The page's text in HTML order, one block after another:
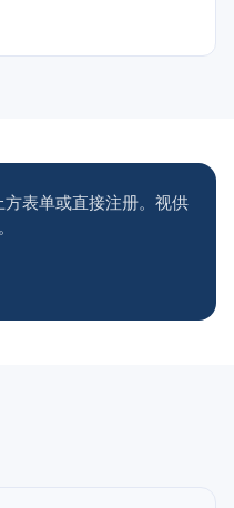
方表单或直接注册。视供